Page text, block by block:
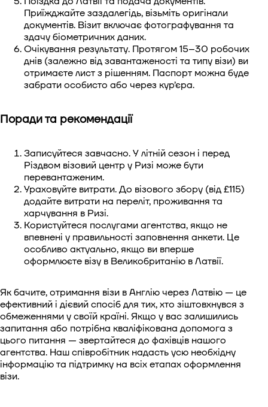
Приїжджайте заздалегідь, візьміть оригінали
документів. Візит включає фотографування та
здачу біометричних даних.
Очікування результату. Протягом 15–30 робочих
днів (залежно від завантаженості та типу візи) ви
отримаєте лист з рішенням. Паспорт можна буде
забрати особисто або через кур’єра.
Поради та рекомендації
Записуйтеся завчасно. У літній сезон і перед
Різдвом візовий центр у Ризі може бути
перевантаженим.
Ураховуйте витрати. До візового збору (від £115)
додайте витрати на переліт, проживання та
харчування в Ризі.
Користуйтеся послугами агентства, якщо не
впевнені у правильності заповнення анкети. Це
особливо актуально, якщо ви вперше
оформлюєте візу в Великобританію в Латвії.
Як бачите, отримання візи в Англію через Латвію — це
ефективний і дієвий спосіб для тих, хто зіштовхнувся з
обмеженнями у своїй країні. Якщо у вас залишились
запитання або потрібна кваліфікована допомога з
цього питання — звертайтеся до фахівців нашого
агентства. Наш співробітник надасть усю необхідну
інформацію та підтримку на всіх етапах оформлення
візи.